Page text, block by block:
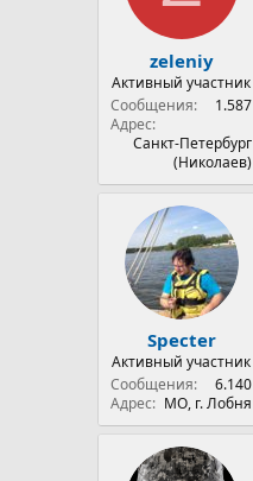
zeleniy
Активный участник
Сообщения
1.587
Адрес
Санкт-Петербург
(Николаев)
Specter
Активный участник
Сообщения
6.140
Адрес
МО, г. Лобня